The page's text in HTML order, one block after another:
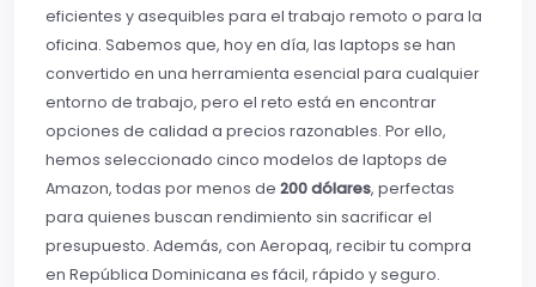
eficientes y asequibles para el trabajo remoto o para la
oficina. Sabemos que, hoy en día, las laptops se han
convertido en una herramienta esencial para cualquier
entorno de trabajo, pero el reto está en encontrar
opciones de calidad a precios razonables. Por ello,
hemos seleccionado cinco modelos de laptops de
Amazon, todas por menos de 200 dólares, perfectas
para quienes buscan rendimiento sin sacrificar el
presupuesto. Además, con Aeropaq, recibir tu compra
en República Dominicana es fácil, rápido y seguro.